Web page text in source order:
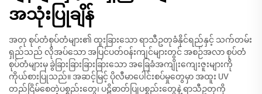
အသုံးပြုချိန်
အတု စုပ်တံစုပ်တံများ၏ ထူးခြားသော ရာသီဥတုခံနိုင်ရည်နှင့် သက်တမ်း
ရှည်သည် လိုအပ်သော အပြင်ပတ်ဝန်းကျင်များတွင် အစဉ်အလာ စုပ်တံ
စုပ်တံများမှ ခွဲခြားခြားခြားခြားသော အခြေခံအကျိုးကျေးဇူးများကို
ကိုယ်စားပြုသည်။ အဆင့်မြင့် ပိုလီမာပေါင်းစပ်မှုတွေမှာ အထူး UV
တည်ငြိမ်စေတဲ့ပစ္စည်းတွေ၊ ပဋိဓာတ်ပြုပစ္စည်းတွေနဲ့ ရာသီဥတုကို